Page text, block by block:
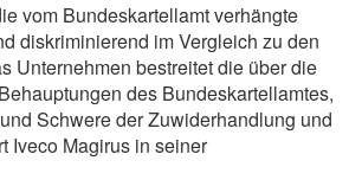
vom Bundeskartellamt verhängte
diskriminierend im Vergleich zu den
Unternehmen bestreitet die über die
des Bundeskartellamtes,
Schwere der Zuwiderhandlung und
Iveco Magirus in seiner